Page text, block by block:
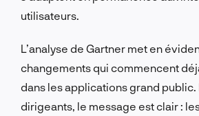
utilisateurs.
L’analyse de Gartner met en
changements qui commencent
dans les applications grand public.
dirigeants, le message est clair :